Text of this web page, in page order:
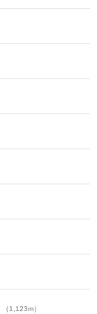
（1,123m）